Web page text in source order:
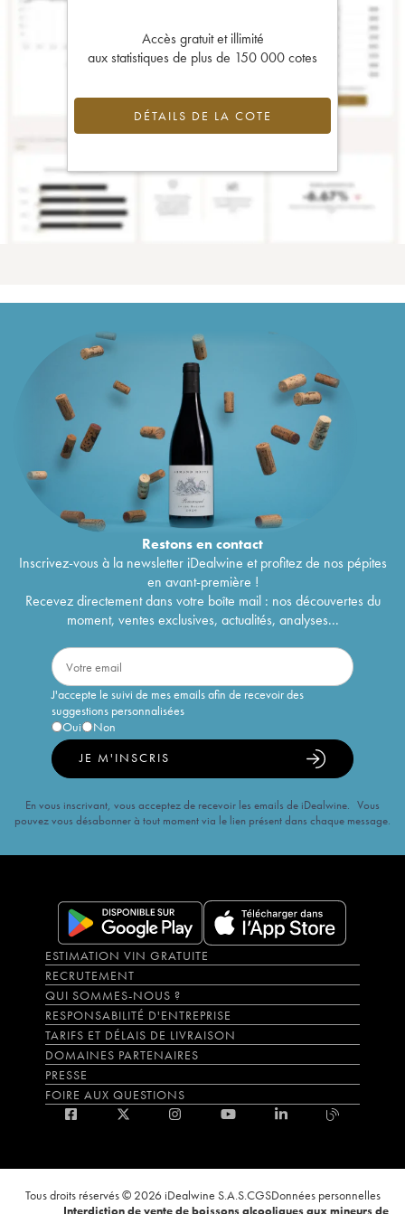
Accès gratuit et illimité
aux statistiques de plus de 150 000 cotes
DÉTAILS DE LA COTE
Restons encontact
Inscrivez-vous à la newsletter iDealwine et profitez de nos pépites
en avant-première !
Recevez directement dans votre boîte mail : nos découvertes du
moment, ventes exclusives, actualités, analyses...
J'accepte le suivi de mes emails afin de recevoir des
suggestions personnalisées
Oui
Non
JE M'INSCRIS
En vous inscrivant, vous acceptez de recevoir les emails de iDealwine. Vous
pouvez vous désabonner à tout moment via le lien présent dans chaque message.
ESTIMATION VIN GRATUITE
RECRUTEMENT
QUI SOMMES-NOUS ?
RESPONSABILITÉ D'ENTREPRISE
TARIFS ET DÉLAIS DE LIVRAISON
DOMAINES PARTENAIRES
PRESSE
FOIRE AUX QUESTIONS
Tous droits réservés © 2026 iDealwine S.A.S.CGSDonnées personnelles